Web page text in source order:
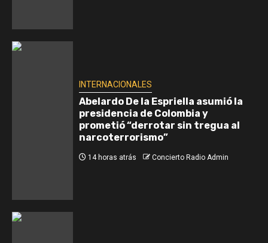
INTERNACIONALES
Abelardo De la Espriella asumió la
presidencia de Colombia y
prometió “derrotar sin tregua al
narcoterrorismo”
14 horas atrás Concierto Radio Admin